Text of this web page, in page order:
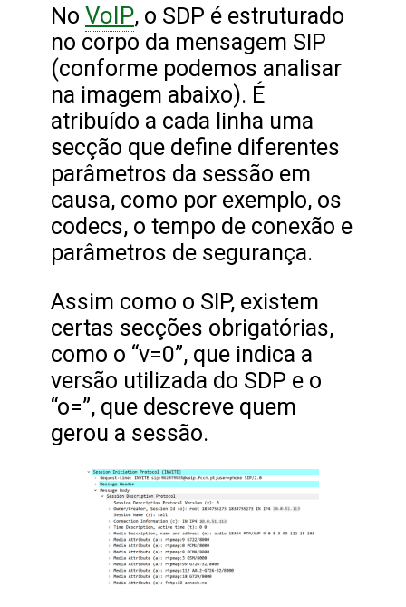
No VoIP, o SDP é estruturado
no corpo da mensagem SIP
(conforme podemos analisar
na imagem abaixo). É
atribuído a cada linha uma
secção que define diferentes
parâmetros da sessão em
causa, como por exemplo, os
codecs, o tempo de conexão e
parâmetros de segurança.
Assim como o SIP, existem
certas secções obrigatórias,
como o “v=0”, que indica a
versão utilizada do SDP e o
“o=”, que descreve quem
gerou a sessão.